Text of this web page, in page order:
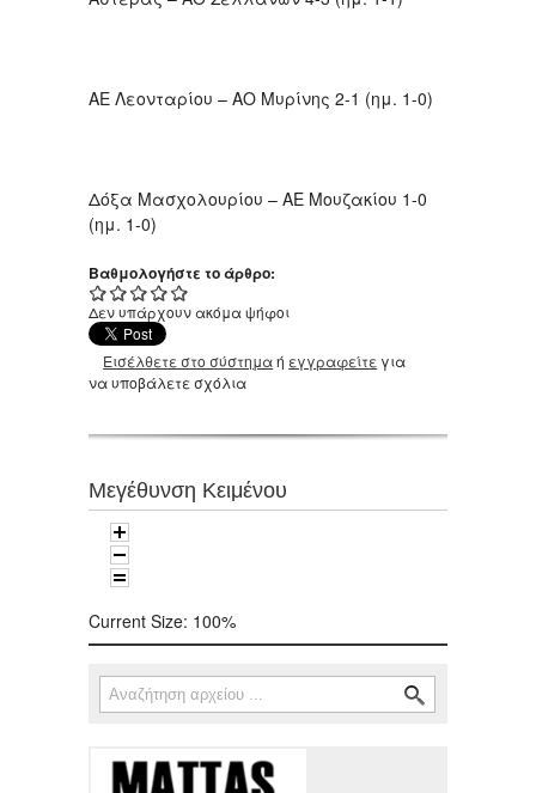
ΑΕ Λεονταρίου – ΑΟ Μυρίνης 2-1 (ημ. 1-0)
Δόξα Μασχολουρίου – ΑΕ Μουζακίου 1-0
(ημ. 1-0)
Βαθμολογήστε το άρθρο:
Δεν υπάρχουν ακόμα ψήφοι
Εισέλθετε στο σύστημαή εγγραφείτε για
να υποβάλετε σχόλια
Μεγέθυνση Κειμένου
Current Size: 100%
Φόρμα αναζήτησης
Αναζήτηση